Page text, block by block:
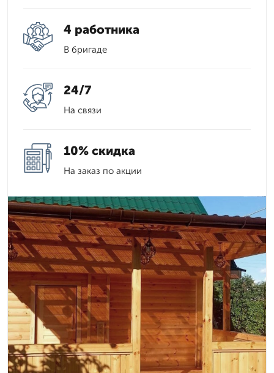
4 работника
В бригаде
24/7
На связи
10% скидка
На заказ по акции